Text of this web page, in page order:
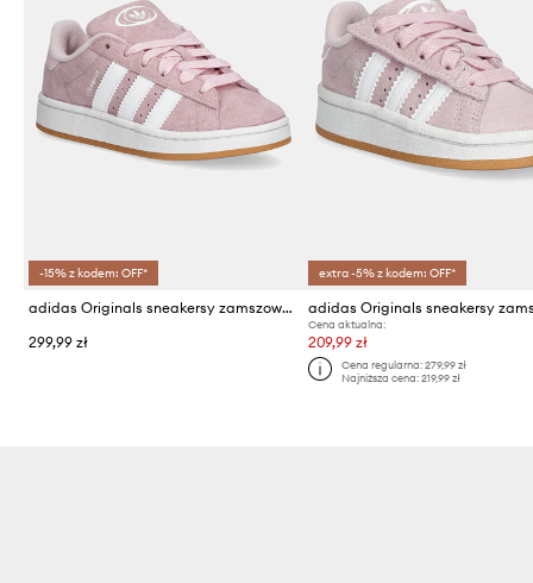
-15% z kodem: OFF*
adidas Originals sneakersy zamszowe dziecięce CAMPUS 00s
299,99 zł
extra -5% z kodem: OFF*
Cena aktualna:
209,99 zł
Cena regularna: 279,99 zł
Najniższa cena: 219,99 zł